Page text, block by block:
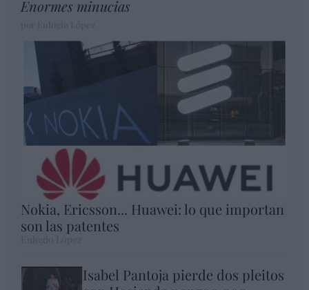
Enormes minucias
Nokia, Ericsson... Huawei: lo que importan
son las patentes
Isabel Pantoja pierde dos pleitos